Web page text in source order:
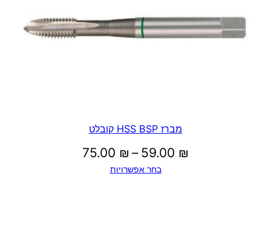
מברז HSS BSP קובלט
59.00 ₪
–
75.00 ₪
בחר אפשרויות